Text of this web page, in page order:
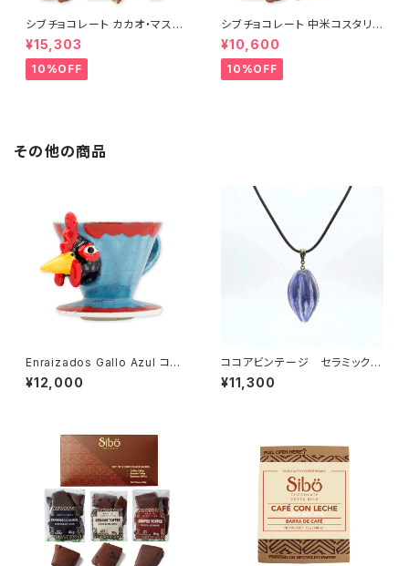
シブチョコレート カカオ・マスタ
ー・コレクション セット Sibu Ch
ocolate
¥15,303
10%OFF
シブチョコレート 中米コスタリカ
を味わい尽くす プレミアム・ジャ
ーニー・セット Sibu Chocolat
e
¥10,600
10%OFF
その他の商品
Enraizados Gallo Azul コス
タリカ産 ハンドメイド陶器コー
ヒードリッパー
¥12,000
ココアビンテージ セラミックカ
カオネックレス（パープル）ハン
ドメイド
¥11,300